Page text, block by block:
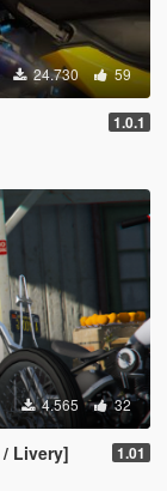
24.730 59
1.0.1
4.565 32
Livery] 1.01